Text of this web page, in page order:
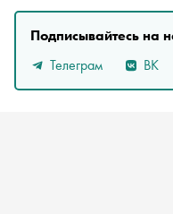
Подписывайтесь на
Телеграм
ВК